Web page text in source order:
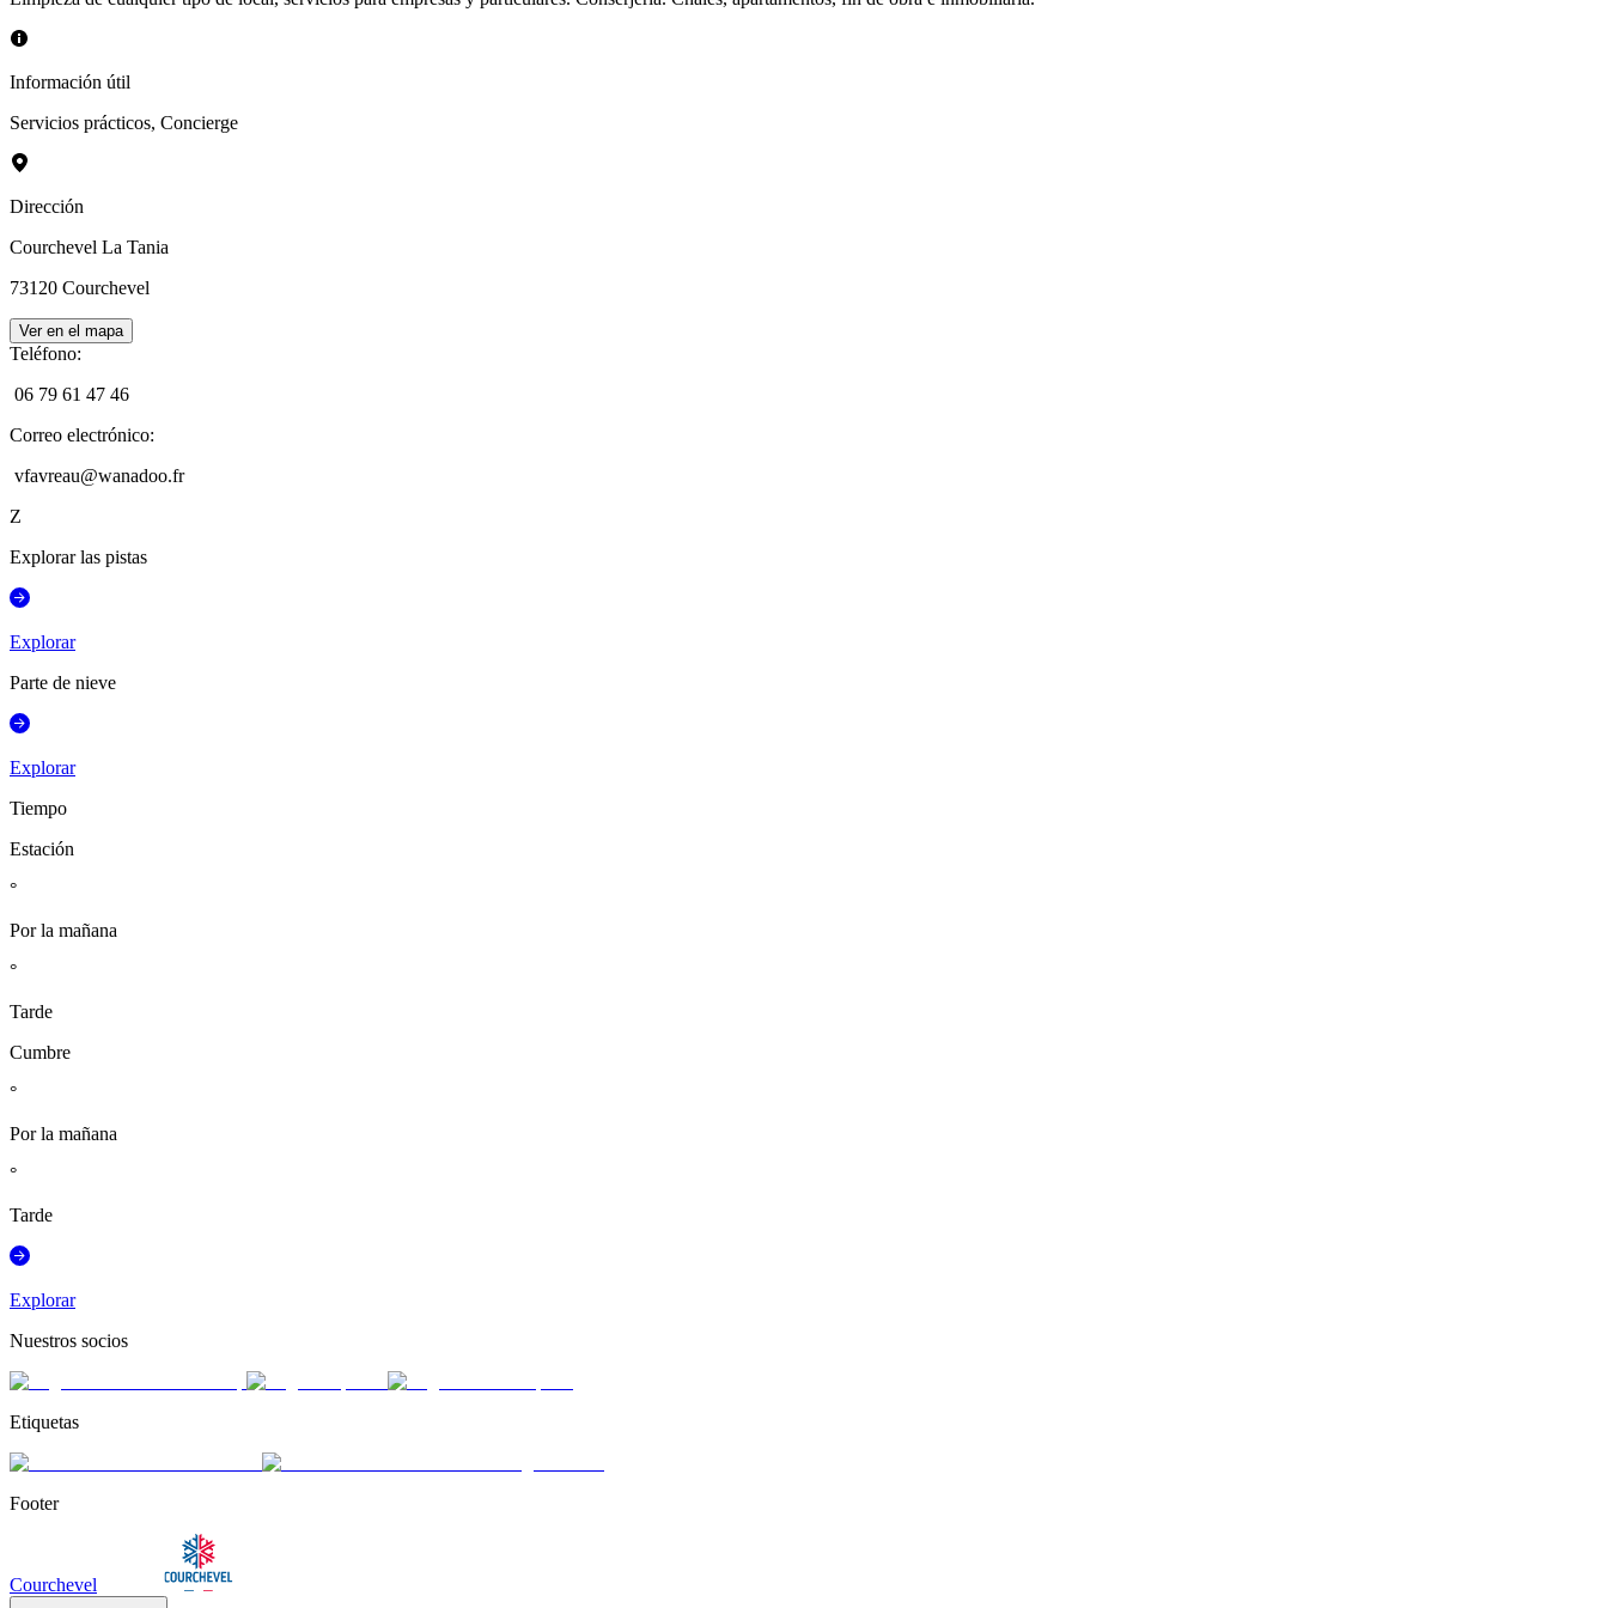
Información útil
Servicios prácticos, Concierge
Dirección
Courchevel La Tania
73120 Courchevel
Ver en el mapa
Teléfono:
06 79 61 47 46
Correo electrónico:
vfavreau@wanadoo.fr
Z
Explorar las pistas
Explorar
Parte de nieve
Explorar
Tiempo
Estación
°
Por la mañana
°
Tarde
Cumbre
°
Por la mañana
°
Tarde
Explorar
Nuestros socios
Etiquetas
Footer
Courchevel